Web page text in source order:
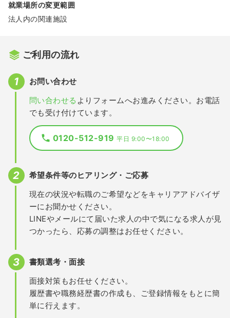
就業場所の変更範囲
法人内の関連施設
ご利用の流れ
お問い合わせ
問い合わせる よりフォームへお進みください。お電話
でも受け付けています。
0120-512-919平日 9:00〜18:00
希望条件等のヒアリング・ご応募
現在の状況や転職のご希望などをキャリアアドバイザ
ーにお聞かせください。
LINEやメールにて届いた求人の中で気になる求人が見
つかったら、応募の調整はお任せください。
書類選考・面接
面接対策もお任せください。
履歴書や職務経歴書の作成も、ご登録情報をもとに簡
単に行えます。